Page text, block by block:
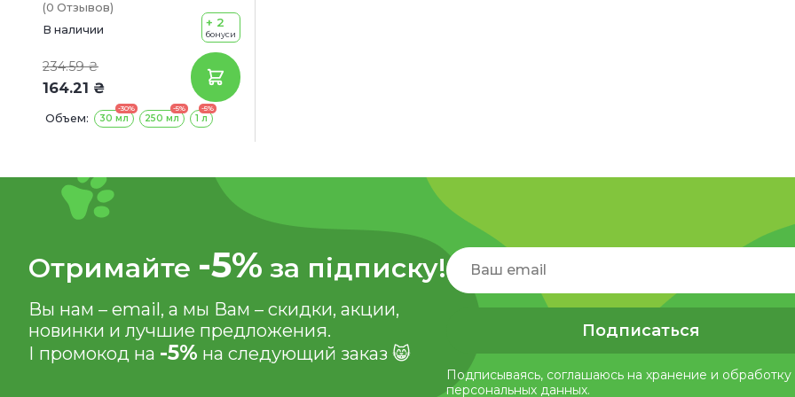
(0 Отзывов)
В наличии
234.59 ₴
164.21 ₴
+ 2
бонуси
Объем:
-30%
30 мл
-5%
250 мл
-5%
1 л
Отримайте -5% за підписку!
Вы нам – email, а мы Вам – скидки, акции,
новинки и лучшие предложения.
І промокод на -5% на следующий заказ 😸
Подписаться
Подписываясь, соглашаюсь на хранение и обработку
персональных данных.